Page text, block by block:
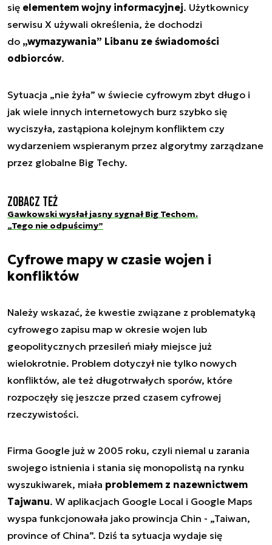
się elementem wojny informacyjnej. Użytkownicy
serwisu X używali określenia, że dochodzi
do „wymazywania” Libanu ze świadomości
odbiorców.
Sytuacja „nie żyła” w świecie cyfrowym zbyt długo i
jak wiele innych internetowych burz szybko się
wyciszyła, zastąpiona kolejnym konfliktem czy
wydarzeniem wspieranym przez algorytmy zarządzane
przez globalne Big Techy.
Zobacz też
Gawkowski wysłał jasny sygnał Big Techom.
„Tego nie odpuścimy”
Cyfrowe mapy w czasie wojen i
konfliktów
Należy wskazać, że kwestie związane z problematyką
cyfrowego zapisu map w okresie wojen lub
geopolitycznych przesileń miały miejsce już
wielokrotnie. Problem dotyczył nie tylko nowych
konfliktów, ale też długotrwałych sporów, które
rozpoczęły się jeszcze przed czasem cyfrowej
rzeczywistości.
Firma Google już w 2005 roku, czyli niemal u zarania
swojego istnienia i stania się monopolistą na rynku
wyszukiwarek, miała problemem z nazewnictwem
Tajwanu. W aplikacjach Google Local i Google Maps
wyspa funkcjonowała jako prowincja Chin - „Taiwan,
province of China”. Dziś ta sytuacja wydaje się